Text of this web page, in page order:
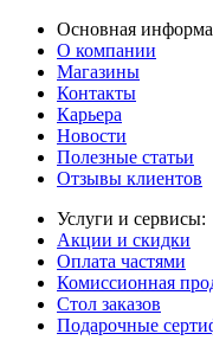
Основная
О компании
Магазины
Контакты
Карьера
Новости
Полезные статьи
Отзывы клиентов
Услуги и сервисы:
Акции и скидки
Оплата частями
Комиссионная
Стол заказов
Подарочные